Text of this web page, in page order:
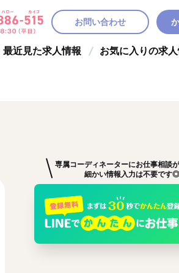
お問い合わせ
最近見た求人情報 お気に入りの求
専属コーディネーターにお仕事相談が
細かい情報入力は不要です◎